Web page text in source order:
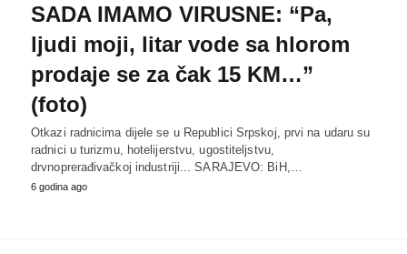
SADA IMAMO VIRUSNE: “Pa,
ljudi moji, litar vode sa hlorom
prodaje se za čak 15 KM…”
(foto)
Otkazi radnicima dijele se u Republici Srpskoj, prvi na udaru su
radnici u turizmu, hotelijerstvu, ugostiteljstvu,
drvnoprerađivačkoj industriji... SARAJEVO: BiH,…
6 godina ago